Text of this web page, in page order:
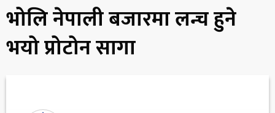
भोलि नेपाली बजारमा लन्च हुने
भयो प्रोटोन सागा